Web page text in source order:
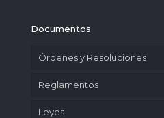
Documentos
Órdenes y Resoluciones
Reglamentos
Leyes